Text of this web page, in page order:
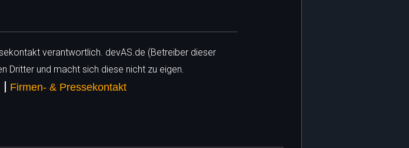
verantwortlich. devAS.de (Betreiber dieser
Dritter und macht sich diese nicht zu eigen.
| Firmen- & Pressekontakt